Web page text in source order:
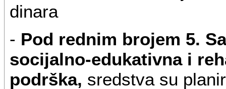
dinara
- Pod rednim brojem 5.
socijalno-edukativna i
podrška, sredstva su